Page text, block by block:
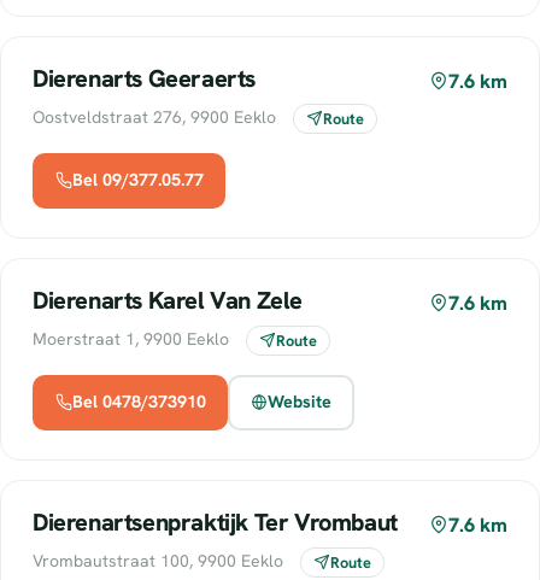
Dierenarts Geeraerts 7.6 km
Oostveldstraat 276, 9900 Eeklo Route
Bel 09/377.05.77
Dierenarts Karel Van Zele 7.6 km
Moerstraat 1, 9900 Eeklo Route
Bel 0478/373910 Website
Dierenartsenpraktijk Ter Vrombaut 7.6 km
Vrombautstraat 100, 9900 Eeklo Route